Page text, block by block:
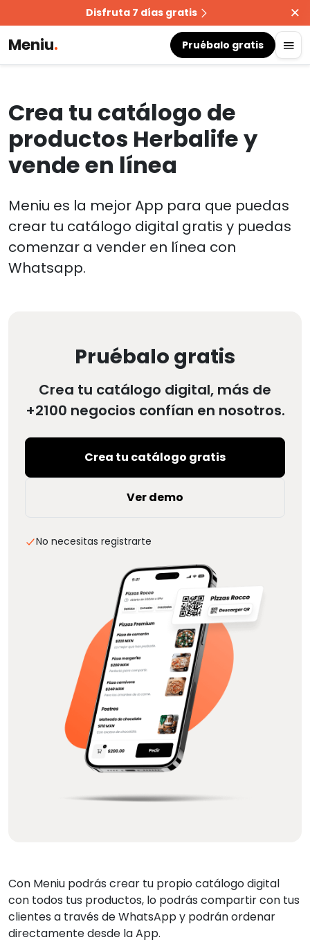
Disfruta 7 días gratis
Meniu. Pruébalo gratis
Crea tu catálogo de
productos Herbalife y
vende en línea
Meniu es la mejor App para que puedas
crear tu catálogo digital gratis y puedas
comenzar a vender en línea con
Whatsapp.
Pruébalo gratis
Crea tu catálogo digital, más de
+2100 negocios confían en nosotros.
Crea tu catálogo gratis
Ver demo
No necesitas registrarte
Con Meniu podrás crear tu propio catálogo digital
con todos tus productos, lo podrás compartir con tus
clientes a través de WhatsApp y podrán ordenar
directamente desde la App.